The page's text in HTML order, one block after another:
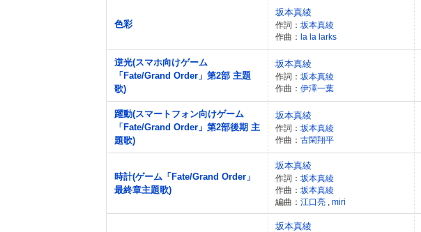
色彩
坂本真綾
作詞： 坂本真綾
作曲： la la larks
逆光(スマホ向けゲーム
「Fate/Grand Order」第2部 主題
歌)
坂本真綾
作詞： 坂本真綾
作曲： 伊澤一葉
躍動(スマートフォン向けゲーム
「Fate/Grand Order」第2部後期 主
題歌)
坂本真綾
作詞： 坂本真綾
作曲： 古閑翔平
時計(ゲーム「Fate/Grand Order」
最終章主題歌)
坂本真綾
作詞： 坂本真綾
作曲： 坂本真綾
編曲： 江口亮 miri
坂本真綾